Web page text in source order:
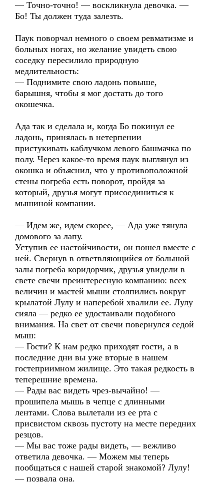
— Точно-точно! — воскликнула девочка. —
Бо! Ты должен туда залезть.
Паук поворчал немного о своем ревматизме и
больных ногах, но желание увидеть свою
соседку пересилило природную
медлительность:
— Поднимите свою ладонь повыше,
барышня, чтобы я мог достать до того
окошечка.
Ада так и сделала и, когда Бо покинул ее
ладонь, принялась в нетерпении
пристукивать каблучком левого башмачка по
полу. Через какое-то время паук выглянул из
окошка и объяснил, что у противоположной
стены погреба есть поворот, пройдя за
который, друзья могут присоединиться к
мышиной компании.
— Идем же, идем скорее, — Ада уже тянула
домового за лапу.
Уступив ее настойчивости, он пошел вместе с
ней. Свернув в ответвляющийся от большой
залы погреба коридорчик, друзья увидели в
свете свечи преинтересную компанию: всех
величин и мастей мыши столпились вокруг
крылатой Лулу и наперебой хвалили ее. Лулу
сияла — редко ее удостаивали подобного
внимания. На свет от свечи повернулся седой
мыш:
— Гости? К нам редко приходят гости, а в
последние дни вы уже вторые в нашем
гостеприимном жилище. Это такая редкость в
теперешние времена.
— Рады вас видеть чрез-вычайно! —
прошипела мышь в чепце с длинными
лентами. Слова вылетали из ее рта с
присвистом сквозь пустоту на месте передних
резцов.
— Мы вас тоже рады видеть, — вежливо
ответила девочка. — Можем мы теперь
пообщаться с нашей старой знакомой? Лулу!
— позвала она.